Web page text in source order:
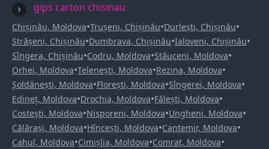
gips carton chisinau
Chișinău, Moldova•Trușeni, Chișinău•Durlești, Chișinău•
Strășeni, Chișinău•Dumbrava, Chișinău•Ialoveni, Chișinău•
Sîngera, Chișinău•Codru, Moldova•Stăuceni, Moldova•
Orhei, Moldova•Telenești, Moldova•Rezina, Moldova•
Șoldănești, Moldova•Florești, Moldova•Sîngerei, Moldova•
Edineț, Moldova•Drochia, Moldova•Fălești, Moldova•
Costești, Moldova•Nisporeni, Moldova•Ungheni, Moldova•
Călărași, Moldova•Hîncești, Moldova•Cantemir, Moldova•
Cahul, Moldova•Cimișlia, Moldova•Comrat, Moldova•